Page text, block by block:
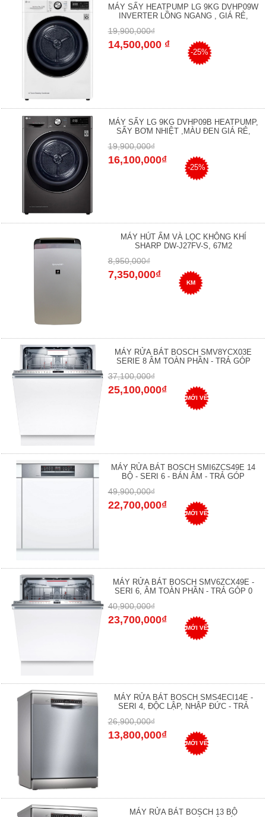
MÁY SẤY HEATPUMP LG 9KG DVHP09W
INVERTER LỒNG NGANG , GIÁ RẺ,
19,900,000₫
14,500,000 ₫
-25%
MÁY SẤY LG 9KG DVHP09B HEATPUMP,
SẤY BƠM NHIỆT ,MÀU ĐEN GIÁ RẺ,
19,900,000₫
16,100,000₫
-25%
MÁY HÚT ẨM VÀ LỌC KHÔNG KHÍ
SHARP DW-J27FV-S, 67M2
8,950,000₫
7,350,000₫
KM
MÁY RỬA BÁT BOSCH SMV8YCX03E
SERIE 8 ÂM TOÀN PHẦN - TRẢ GÓP
37,100,000₫
25,100,000₫
MỚI VỀ
MÁY RỬA BÁT BOSCH SMI6ZCS49E 14
BỘ - SERI 6 - BÁN ÂM - TRẢ GÓP
49,900,000₫
22,700,000₫
MỚI VỀ
MÁY RỬA BÁT BOSCH SMV6ZCX49E -
SERI 6, ÂM TOÀN PHẦN - TRẢ GÓP 0
40,900,000₫
23,700,000₫
MỚI VỀ
MÁY RỬA BÁT BOSCH SMS4ECI14E -
SERI 4, ĐỘC LẬP, NHẬP ĐỨC - TRẢ
26,900,000₫
13,800,000₫
MỚI VỀ
MÁY RỬA BÁT BOSCH 13 BỘ